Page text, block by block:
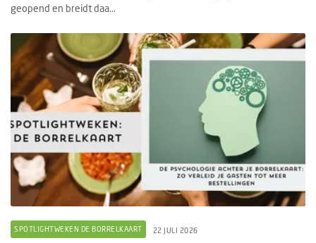
geopend en breidt daa...
SPOTLIGHTWEKEN DE BORRELKAART 22 JULI 2026